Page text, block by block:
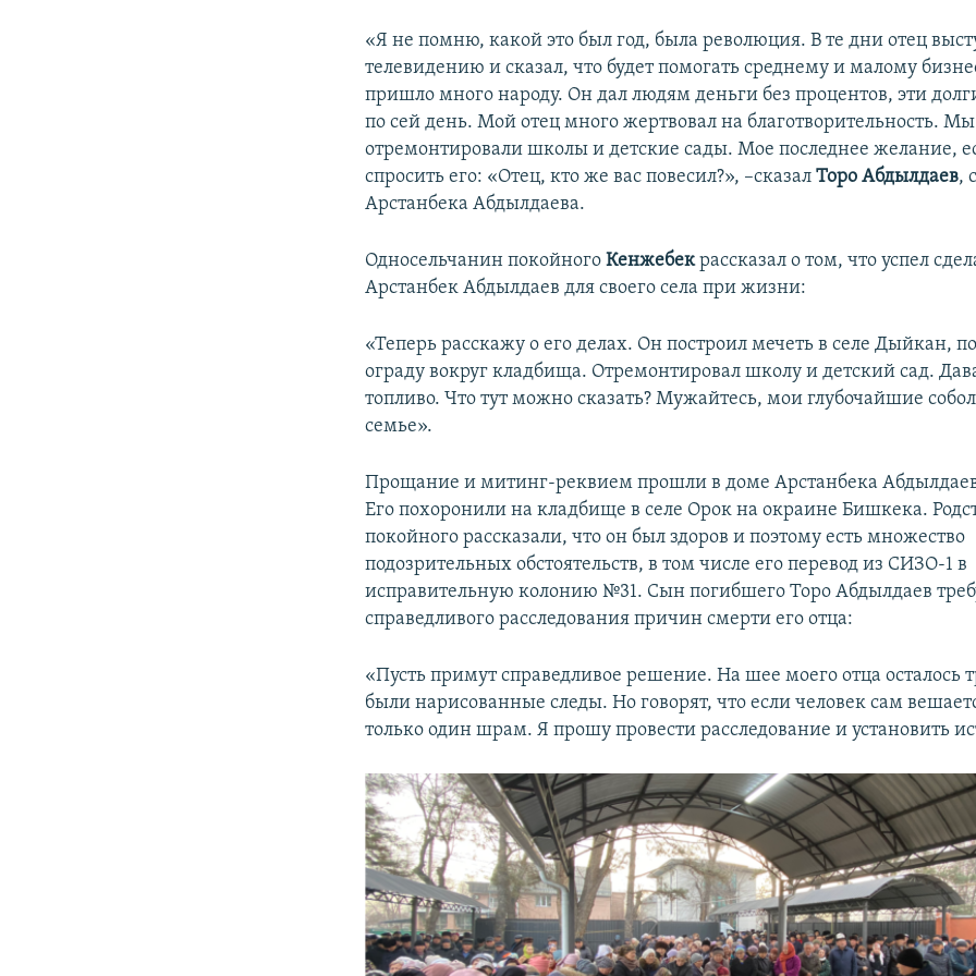
«Я не помню, какой это был год, была революция. В те дни отец
телевидению и сказал, что будет помогать среднему и малому
пришло много народу. Он дал людям деньги без процентов, эти
по сей день. Мой отец много жертвовал на благотворительность. Мы
отремонтировали школы и детские сады. Мое последнее желание,
спросить его: «Отец, кто же вас повесил?», –сказалТоро Абдылдаев,
Арстанбека Абдылдаева.
Односельчанин покойногоКенжебекрассказал о том, что успел
Арстанбек Абдылдаев для своего села при жизни:
«Теперь расскажу о его делах. Он построил мечеть в селе Дыйкан,
ограду вокруг кладбища. Отремонтировал школу и детский сад.
топливо. Что тут можно сказать? Мужайтесь, мои глубочайшие
семье».
Прощание и митинг-реквием прошли в доме Арстанбека
Его похоронили на кладбище в селе Орок на окраине Бишкека.
покойного рассказали, что он был здоров и поэтому есть множество
подозрительных обстоятельств, в том числе его перевод из СИЗО-1 в
исправительную колонию №31. Сын погибшего Торо Абдылдаев
справедливого расследования причин смерти его отца:
«Пусть примут справедливое решение. На шее моего отца осталось
были нарисованные следы. Но говорят, что если человек сам
только один шрам. Я прошу провести расследование и установить